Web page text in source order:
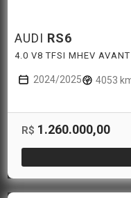
AUDI RS6
4.0 V8 TFSI MHEV AVANT
2024/2025 4053
R$ 1.260.000,00